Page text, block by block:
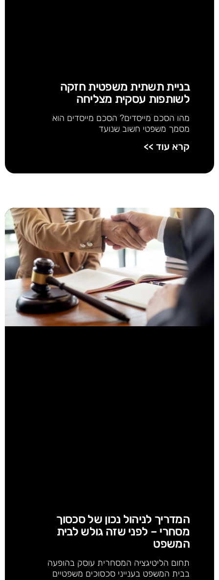
בניית תשתית משפטית חזקה
לשותפות עסקית מצליחה
מהו הסכם מייסדים? הסכם מייסדים הוא
מסמך משפטי חשוב שנועד
קרא עוד >>
המדריך לניהול נכון של סכסוך
מסחרי – לפני שזה גולש לבית
המשפט
תחום הליטיגציה המסחרית עוסק בהופעה
בבית המשפט בענייני סכסוכים משפטיים